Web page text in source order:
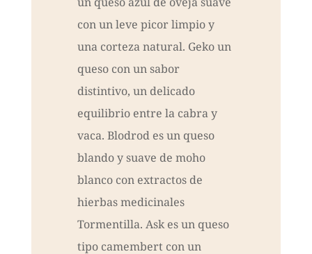
con un leve picor limpio y
una corteza natural. Geko un
queso con un sabor
distintivo, un delicado
equilibrio entre la cabra y
vaca. Blodrod es un queso
blando y suave de moho
blanco con extractos de
hierbas medicinales
Tormentilla. Ask es un queso
tipo camembert con un